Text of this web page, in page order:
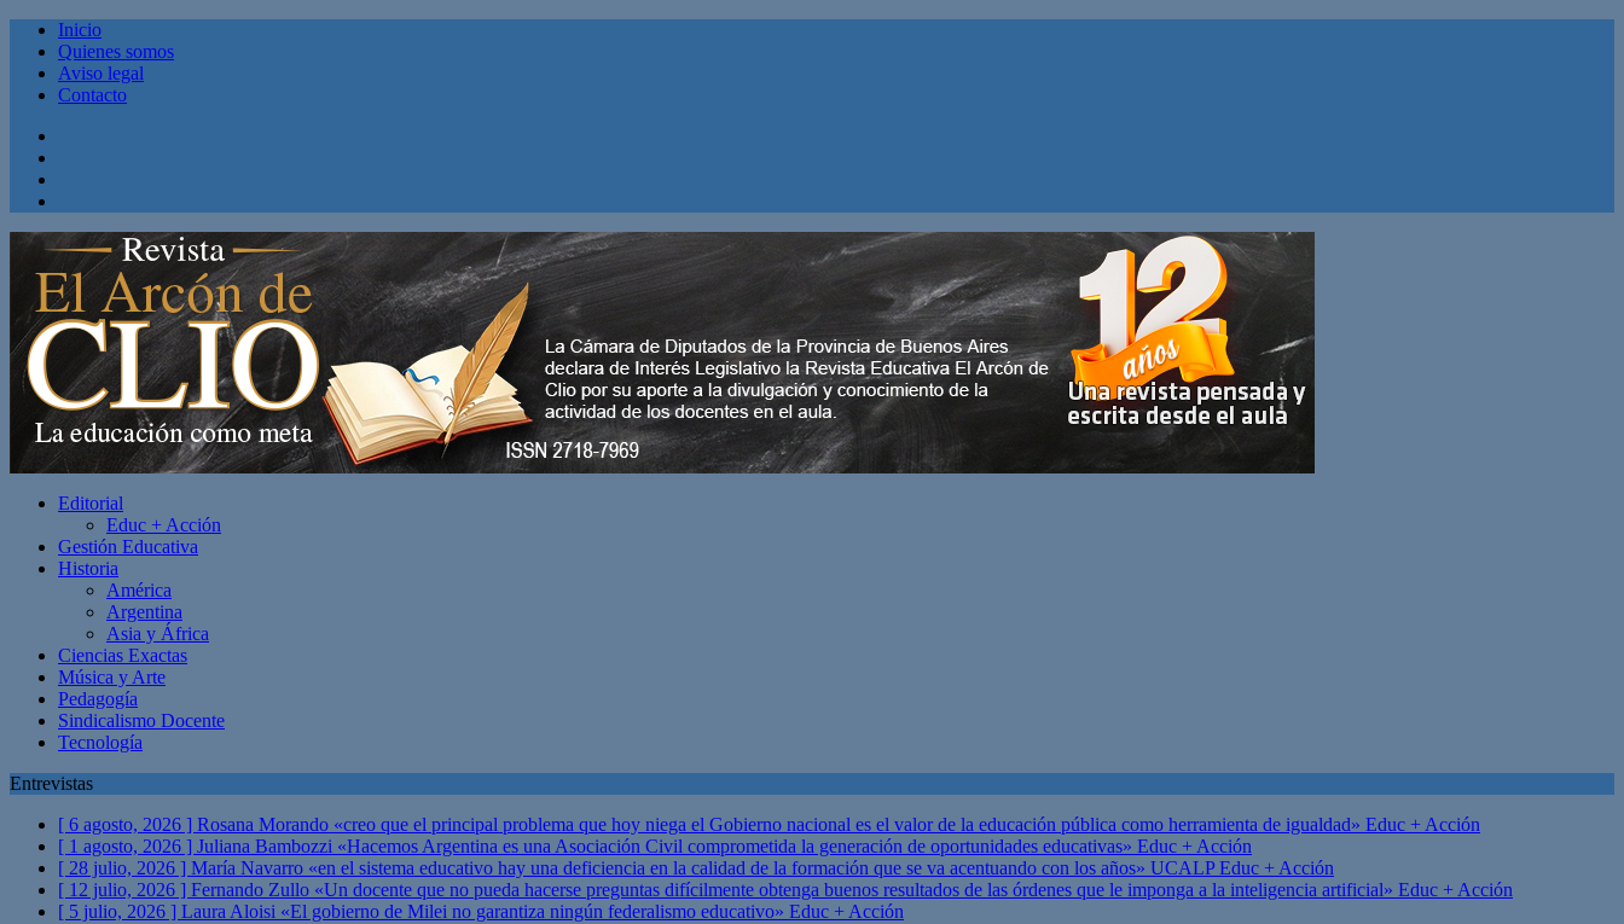
Inicio
Quienes somos
Aviso legal
Contacto
Editorial
Educ + Acción
Gestión Educativa
Historia
América
Argentina
Asia y África
Ciencias Exactas
Música y Arte
Pedagogía
Sindicalismo Docente
Tecnología
Entrevistas
[ 6 agosto, 2026 ] Rosana Morando «creo que el principal problema que hoy niega el Gobierno nacional es el valor de la educación pública como herramienta de igualdad» Educ + Acción
[ 1 agosto, 2026 ] Juliana Bambozzi «Hacemos Argentina es una Asociación Civil comprometida la generación de oportunidades educativas» Educ + Acción
[ 28 julio, 2026 ] María Navarro «en el sistema educativo hay una deficiencia en la calidad de la formación que se va acentuando con los años» UCALPEduc + Acción
[ 12 julio, 2026 ] Fernando Zullo «Un docente que no pueda hacerse preguntas difícilmente obtenga buenos resultados de las órdenes que le imponga a la inteligencia artificial» Educ + Acción
[ 5 julio, 2026 ] Laura Aloisi «El gobierno de Milei no garantiza ningún federalismo educativo» Educ + Acción